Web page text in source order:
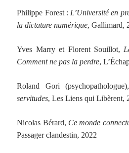
Philippe Forest : L’Université en
la dictature numérique, Gallimard,
Yves Marry et Florent Souillot, L
Comment ne pas la perdre,
Roland Gori
servitudes, Les Liens qui Libèrent,
Nicolas Bérard, Ce monde
Passager clandestin, 2022